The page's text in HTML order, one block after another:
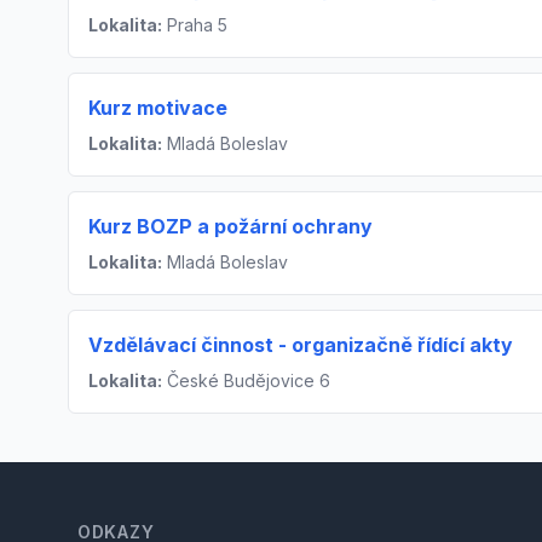
Lokalita: Praha 5
Kurz motivace
Lokalita: Mladá Boleslav
Kurz BOZP a požární ochrany
Lokalita: Mladá Boleslav
Vzdělávací činnost - organizačně řídící akty
Lokalita: České Budějovice 6
ODKAZY